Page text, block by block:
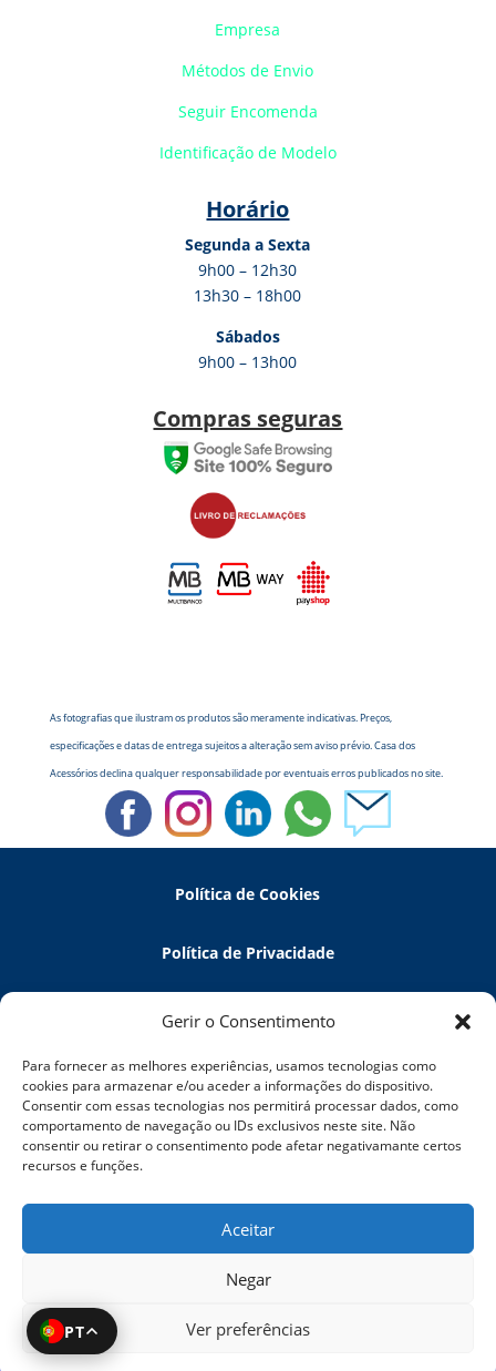
Gerir o Consentimento
Para fornecer as melhores experiências, usamos tecnologias como
cookies para armazenar e/ou aceder a informações do dispositivo.
Consentir com essas tecnologias nos permitirá processar dados, como
comportamento de navegação ou IDs exclusivos neste site. Não
consentir ou retirar o consentimento pode afetar negativamante certos
recursos e funções.
Aceitar
Negar
Ver preferências
PT
Empresa
Métodos de Envio
Seguir Encomenda
Identificação de Modelo
Horário
Segunda a Sexta
9h00 – 12h30
13h30 – 18h00
Sábados
9h00 – 13h00
Compras seguras
As fotografias que ilustram os produtos são meramente indicativas. Preços,
especificações e datas de entrega sujeitos a alteração sem aviso prévio. Casa dos
Acessórios declina qualquer responsabilidade por eventuais erros publicados no site.
Política de Cookies
Política de Privacidade
Política de Devoluções
Termos e Condições
Resolução de Litígios
5 Elements Tech